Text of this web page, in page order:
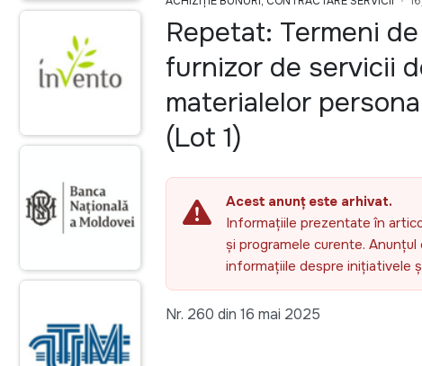
Repetat: Termeni
furnizor de servicii
materialelor
(Lot 1)
Acest anunț este arhivat.
Informațiile prezentate în
și programele curente.
informațiile despre inițiativele
Nr. 260 din 16 mai 2025